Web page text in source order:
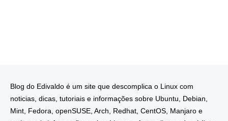
Blog do Edivaldo é um site que descomplica o Linux com
noticias, dicas, tutoriais e informações sobre Ubuntu, Debian,
Mint, Fedora, openSUSE, Arch, Redhat, CentOS, Manjaro e